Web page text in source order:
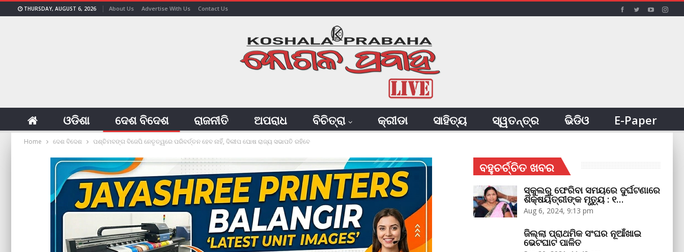
THURSDAY, AUGUST 6, 2026 About Us Advertise With Us Contact Us
ଓଡିଶା ଦେଶ ବିଦେଶ ରାଜନୀତି ଅପରାଧ ବିଚିତ୍ରା କ୍ରୀଡା ସାହିତ୍ୟ ସ୍ୱତନ୍ତ୍ର ଭିଡିଓ E-Paper
Home ଦେଶ ବିଦେଶ ପଶ୍ଚିମବଙ୍ଗ ବିଜେପି ନେତୃତ୍ୱରେ ପରିବର୍ତ୍ତନ ହେବ ନାହିଁ, ଦିଲୀପ ଘୋଷ ରାଜ୍ୟ ସଭାପତି ରହିବେ
ବହୁଚର୍ଚ୍ଚିତ ଖବର
ସ୍କୁଲରୁ ଫେରିବା ସମୟରେ ଦୁର୍ଘଟଣାରେ
ଶିକ୍ଷୟିତ୍ରୀଙ୍କ ମୃତ୍ୟୁ : ୧…
Aug 6, 2024, 9:13 pm
ଜିଲ୍ଲା ପ୍ରାଥମିକ ସଂଘର ନୂଆଁଖାଇ
ଭେଟଘାଟ ପାଳିତ